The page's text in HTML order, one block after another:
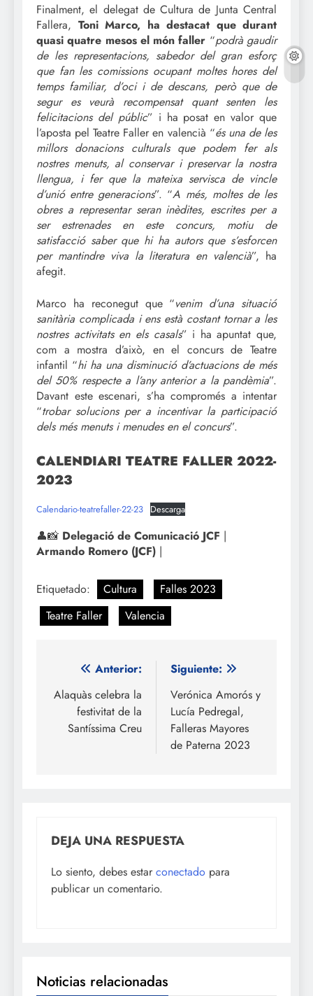
Finalment, el delegat de Cultura de Junta Central
Fallera, Toni Marco, ha destacat que durant
quasi quatre mesos el món faller “podrà gaudir
de les representacions, sabedor del gran esforç
que fan les comissions ocupant moltes hores del
temps familiar, d’oci i de descans, però que de
segur es veurà recompensat quant senten les
felicitacions del públic” i ha posat en valor que
l’aposta pel Teatre Faller en valencià “és una de les
millors donacions culturals que podem fer als
nostres menuts, al conservar i preservar la nostra
llengua, i fer que la mateixa servisca de vincle
d’unió entre generacions”. “A més, moltes de les
obres a representar seran inèdites, escrites per a
ser estrenades en este concurs, motiu de
satisfacció saber que hi ha autors que s’esforcen
per mantindre viva la literatura en valencià”, ha
afegit.
Marco ha reconegut que “venim d’una situació
sanitària complicada i ens està costant tornar a les
nostres activitats en els casals” i ha apuntat que,
com a mostra d’això, en el concurs de Teatre
infantil “hi ha una disminució d’actuacions de més
del 50% respecte a l’any anterior a la pandèmia”.
Davant este escenari, s’ha compromés a intentar
“trobar solucions per a incentivar la participació
dels més menuts i menudes en el concurs”.
CALENDIARI TEATRE FALLER 2022-
2023
Calendario-teatrefaller-22-23 Descarga
👤📸 Delegació de Comunicació JCF |
Armando Romero (JCF) |
Etiquetado: Cultura
Falles 2023
Teatre Faller
Valencia
Navegación
de
entradas
Anterior:
Alaquàs celebra la
festivitat de la
Santíssima Creu
Siguiente:
Verónica Amorós y
Lucía Pedregal,
Falleras Mayores
de Paterna 2023
DEJA UNA RESPUESTA
Lo siento, debes estar conectado para
publicar un comentario.
Noticias relacionadas